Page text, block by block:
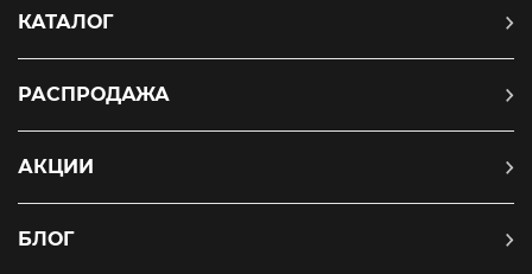
КАТАЛОГ
РАСПРОДАЖА
АКЦИИ
БЛОГ